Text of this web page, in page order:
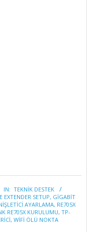
IN: TEKNİK DESTEK
EXTENDER SETUP, GIGABIT
AYARLAMA, RE705X
RE705X KURULUMU, TP-
, WIFI ÖLÜ NOKTA